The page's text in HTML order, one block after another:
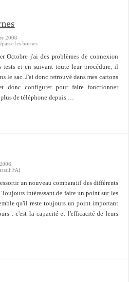
2008
les bornes
Octobre j'ai des problèmes de connexion
tests et en suivant toute leur procédure, il
le sac. J'ai donc retrouvé dans mes cartons
donc configurer pour faire fonctionner
de téléphone depuis …
FAI
un nouveau comparatif des différents
intéressant de faire un point sur les
qu'il reste toujours un point important
: c'est la capacité et l'efficacité de leurs